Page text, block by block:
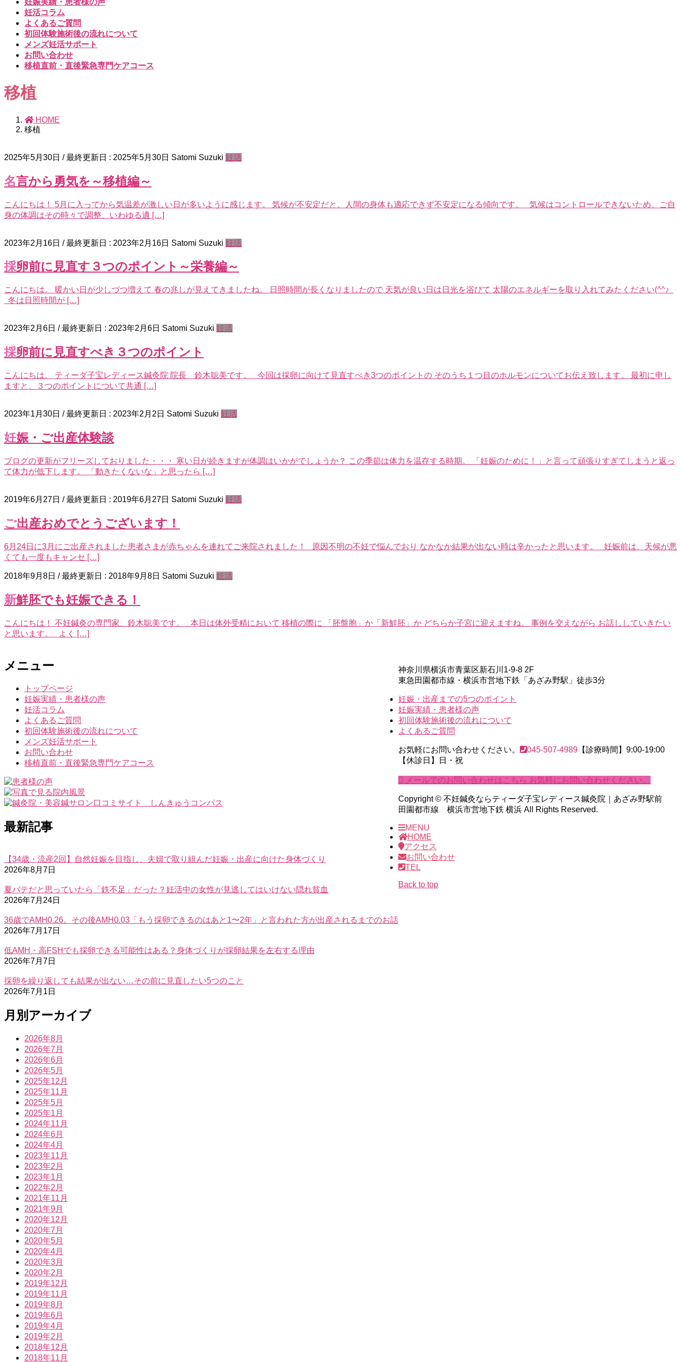
妊活コラム
よくあるご質問
初回体験施術後の流れについて
メンズ妊活サポート
お問い合わせ
移植直前・直後緊急専門ケアコース
移植
HOME
移植
2025年5月30日 / 最終更新日 : 2025年5月30日 Satomi Suzuki 妊活
名言から勇気を～移植編～
こんにちは！ 5月に入ってから気温差が激しい日が多いように感じます。 気候が不安定だと、人間の身体も適応できず不安定になる傾向です。 気候はコントロールできないため、ご自
身の体調はその時々で調整、いわゆる適 […]
2023年2月16日 / 最終更新日 : 2023年2月16日 Satomi Suzuki 妊活
採卵前に見直す３つのポイント～栄養編～
こんにちは。 暖かい日が少しづつ増えて 春の兆しが見えてきましたね。 日照時間が長くなりましたので 天気が良い日は日光を浴びて 太陽のエネルギーを取り入れてみたください(^^♪
冬は日照時間が […]
2023年2月6日 / 最終更新日 : 2023年2月6日 Satomi Suzuki 妊活
採卵前に見直すべき３つのポイント
こんにちは。 ティーダ子宝レディース鍼灸院 院長 鈴木聡美です。 今回は採卵に向けて見直すべき3つのポイントの そのうち１つ目のホルモンについてお伝え致します。 最初に申し
ますと、３つのポイントについて共通 […]
2023年1月30日 / 最終更新日 : 2023年2月2日 Satomi Suzuki 妊活
妊娠・ご出産体験談
ブログの更新がフリーズしておりました・・・ 寒い日が続きますが体調はいかがでしょうか？ この季節は体力を温存する時期。 「妊娠のために！」と言って頑張りすぎてしまうと返っ
て体力が低下します。 「動きたくないな」と思ったら […]
2019年6月27日 / 最終更新日 : 2019年6月27日 Satomi Suzuki 妊活
ご出産おめでとうございます！
6月24日に3月にご出産されました患者さまが赤ちゃんを連れてご来院されました！ 原因不明の不妊で悩んでおり なかなか結果が出ない時は辛かったと思います。 妊娠前は、天候が悪
くても一度もキャンセ […]
2018年9月8日 / 最終更新日 : 2018年9月8日 Satomi Suzuki 妊活
新鮮胚でも妊娠できる！
こんにちは！ 不妊鍼灸の専門家、鈴木聡美です。 本日は体外受精において 移植の際に 「胚盤胞」か「新鮮胚」か どちらか子宮に迎えますね。 事例を交えながら お話ししていきたい
と思います。 よく […]
メニュー
トップページ
妊娠実績・患者様の声
妊活コラム
よくあるご質問
初回体験施術後の流れについて
メンズ妊活サポート
お問い合わせ
移植直前・直後緊急専門ケアコース
最新記事
【34歳・流産2回】自然妊娠を目指し、夫婦で取り組んだ妊娠・出産に向けた身体づくり
2026年8月7日
夏バテだと思っていたら「鉄不足」だった？妊活中の女性が見逃してはいけない隠れ貧血
2026年7月24日
36歳でAMH0.26。その後AMH0.03「もう採卵できるのはあと1〜2年」と言われた方が出産されるまでのお話
2026年7月17日
低AMH・高FSHでも採卵できる可能性はある？身体づくりが採卵結果を左右する理由
2026年7月7日
採卵を繰り返しても結果が出ない…その前に見直したい5つのこと
2026年7月1日
月別アーカイブ
2026年8月
2026年7月
2026年6月
2026年5月
2025年12月
2025年11月
2025年5月
2025年1月
2024年11月
2024年6月
2024年4月
2023年11月
2023年2月
2023年1月
2022年2月
2021年11月
2021年9月
2020年12月
2020年7月
2020年5月
2020年4月
2020年3月
2020年2月
2019年12月
2019年11月
2019年8月
2019年6月
2019年4月
2019年2月
2018年12月
2018年11月
神奈川県横浜市青葉区新石川1-9-8 2F
東急田園都市線・横浜市営地下鉄「あざみ野駅」徒歩3分
妊娠・出産までの5つのポイント
妊娠実績・患者様の声
初回体験施術後の流れについて
よくあるご質問
お気軽にお問い合わせください。 045-507-4989 【診療時間】9:00-19:00
【休診日】日・祝
メールでのお問い合わせはこちら お気軽にお問い合わせください。
Copyright © 不妊鍼灸ならティーダ子宝レディース鍼灸院｜あざみ野駅前
田園都市線 横浜市営地下鉄 横浜 All Rights Reserved.
MENU
HOME
アクセス
お問い合わせ
TEL
Back to top